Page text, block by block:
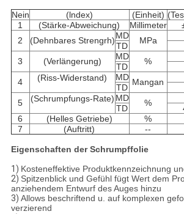
Nein (lndex) (Einheit)
1
(Stärke-Abweichung) Millimeter
2
(Dehnbares Strengrh)MD MPa
TD
3
(Verlängerung) MD %
TD
4
(Riss-Widerstand) MD Mangan
TD
5
(Schrumpfungs-Rate) MD %
TD
6
(Helles Getriebe) %
7
(Auftritt) --
Eigenschaften der Schrumpffolie
1) Kosteneffektive Produktkennzeichnung
2) Spitzenblick und Gefühl fügt Wert dem
anziehendem Entwurf des Auges hinzu
3) Allows beschriftend u. auf komplexen
verzierend